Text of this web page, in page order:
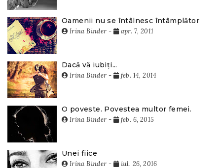
Oamenii nu se întâlnesc întâmplător
Irina Binder - apr. 7, 2011
Dacă vă iubiți...
Irina Binder - feb. 14, 2014
O poveste. Povestea multor femei.
Irina Binder - feb. 6, 2015
Unei fiice
Irina Binder - iul. 26, 2016